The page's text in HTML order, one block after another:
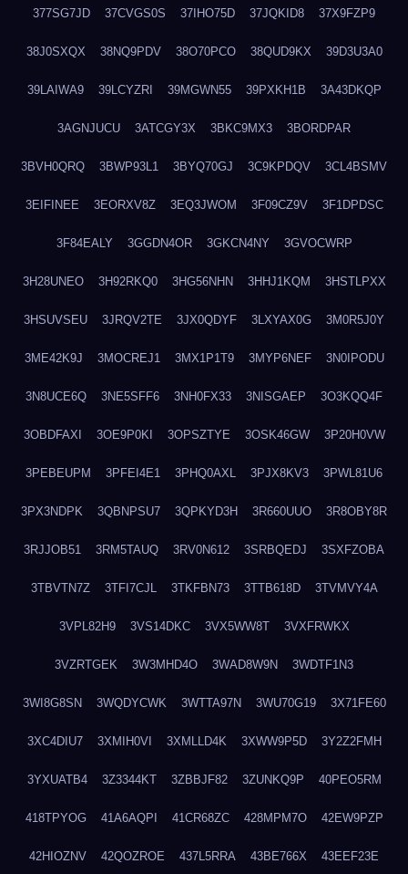
377SG7JD 37CVGS0S 37IHO75D 37JQKID8 37X9FZP9
38J0SXQX 38NQ9PDV 38O70PCO 38QUD9KX 39D3U3A0
39LAIWA9 39LCYZRI 39MGWN55 39PXKH1B 3A43DKQP
3AGNJUCU 3ATCGY3X 3BKC9MX3 3BORDPAR
3BVH0QRQ 3BWP93L1 3BYQ70GJ 3C9KPDQV 3CL4BSMV
3EIFINEE 3EORXV8Z 3EQ3JWOM 3F09CZ9V 3F1DPDSC
3F84EALY 3GGDN4OR 3GKCN4NY 3GVOCWRP
3H28UNEO 3H92RKQ0 3HG56NHN 3HHJ1KQM 3HSTLPXX
3HSUVSEU 3JRQV2TE 3JX0QDYF 3LXYAX0G 3M0R5J0Y
3ME42K9J 3MOCREJ1 3MX1P1T9 3MYP6NEF 3N0IPODU
3N8UCE6Q 3NE5SFF6 3NH0FX33 3NISGAEP 3O3KQQ4F
3OBDFAXI 3OE9P0KI 3OPSZTYE 3OSK46GW 3P20H0VW
3PEBEUPM 3PFEI4E1 3PHQ0AXL 3PJX8KV3 3PWL81U6
3PX3NDPK 3QBNPSU7 3QPKYD3H 3R660UUO 3R8OBY8R
3RJJOB51 3RM5TAUQ 3RV0N612 3SRBQEDJ 3SXFZOBA
3TBVTN7Z 3TFI7CJL 3TKFBN73 3TTB618D 3TVMVY4A
3VPL82H9 3VS14DKC 3VX5WW8T 3VXFRWKX
3VZRTGEK 3W3MHD4O 3WAD8W9N 3WDTF1N3
3WI8G8SN 3WQDYCWK 3WTTA97N 3WU70G19 3X71FE60
3XC4DIU7 3XMIH0VI 3XMLLD4K 3XWW9P5D 3Y2Z2FMH
3YXUATB4 3Z3344KT 3ZBBJF82 3ZUNKQ9P 40PEO5RM
418TPYOG 41A6AQPI 41CR68ZC 428MPM7O 42EW9PZP
42HIOZNV 42QOZROE 437L5RRA 43BE766X 43EEF23E